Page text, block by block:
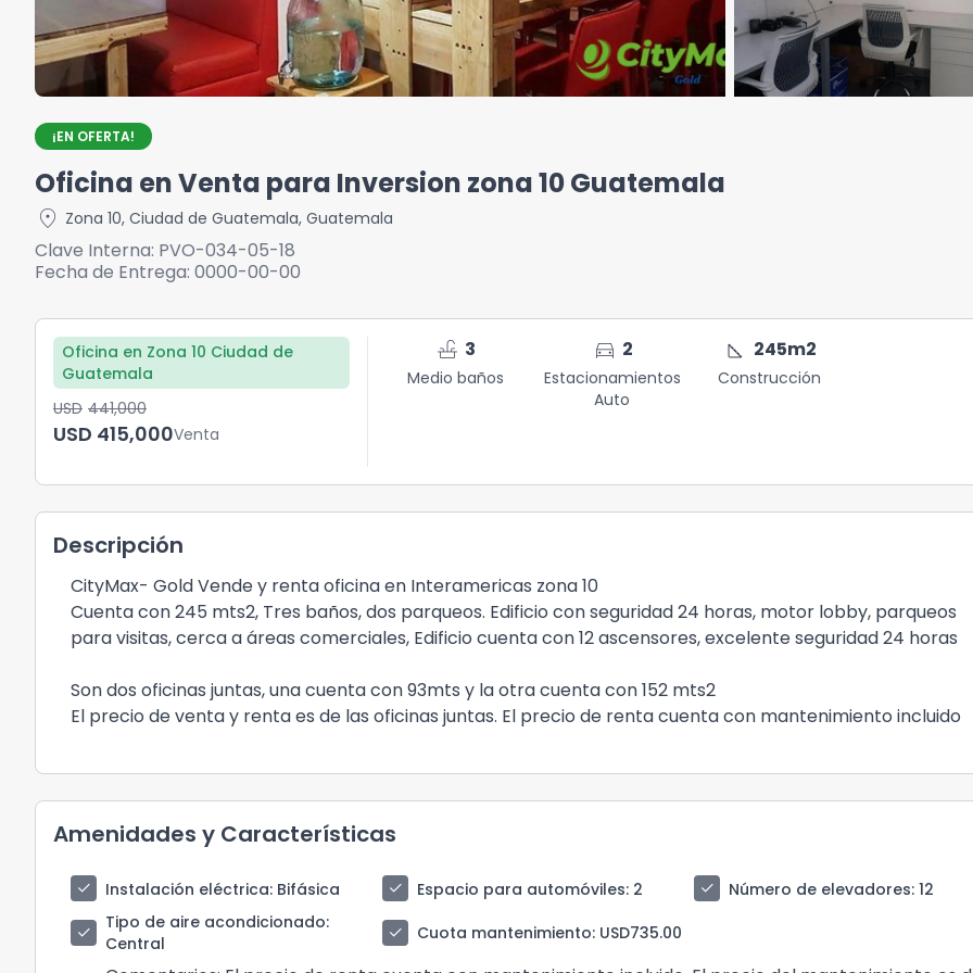
¡EN OFERTA!
Oficina en Venta para Inversion zona 10 Guatemala
location_on Zona 10, Ciudad de Guatemala, Guatemala
Clave Interna: PVO-034-05-18
Fecha de Entrega: 0000-00-00
Oficina en Zona 10 Ciudad de
Guatemala
USD	441,000
USD	415,000Venta
faucet 3
Medio baños
directions_car 2
Estacionamientos
Auto
square_foot 245m2
Construcción
Descripción
CityMax- Gold Vende y renta oficina en Interamericas zona 10
Cuenta con 245 mts2, Tres baños, dos parqueos. Edificio con seguridad 24 horas, motor lobby, parqueos
para visitas, cerca a áreas comerciales, Edificio cuenta con 12 ascensores, excelente seguridad 24 horas
Son dos oficinas juntas, una cuenta con 93mts y la otra cuenta con 152 mts2
El precio de venta y renta es de las oficinas juntas. El precio de renta cuenta con mantenimiento incluido
Amenidades y Características
check Instalación eléctrica: Bifásica check Espacio para automóviles: 2 check Número de elevadores: 12
check
Tipo de aire acondicionado:
Central
check Cuota mantenimiento: USD735.00